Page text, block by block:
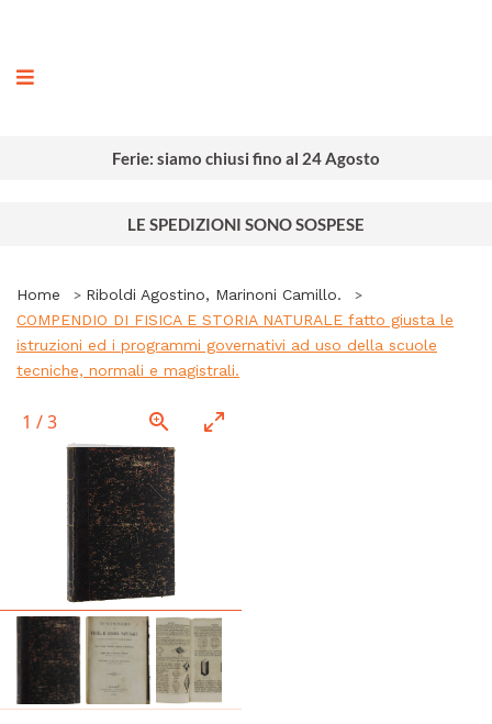
Ferie: siamo chiusi fino al 24 Agosto
LE SPEDIZIONI SONO SOSPESE
Home
Riboldi Agostino, Marinoni Camillo.
COMPENDIO DI FISICA E STORIA NATURALE fatto giusta le
istruzioni ed i programmi governativi ad uso della scuole
tecniche, normali e magistrali.
1 /3